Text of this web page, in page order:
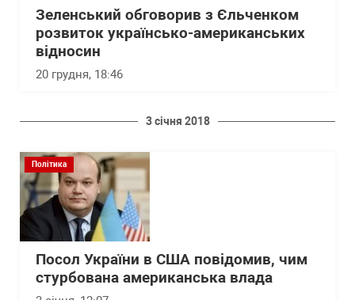
Зеленський обговорив з Єльченком
розвиток українсько-американських
відносин
20 грудня, 18:46
3 січня 2018
Політика
Посол України в США повідомив, чим
стурбована американська влада